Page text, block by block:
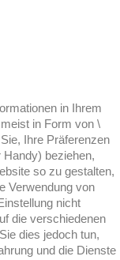
in Ihrem
in Form von \
Ihre Präferenzen
Handy) beziehen,
so zu gestalten,
Verwendung von
nicht
die verschiedenen
dies jedoch tun,
und die Dienste